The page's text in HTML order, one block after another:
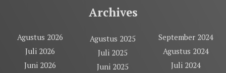
Archives
Agustus 2026
Juli 2026
Juni 2026
Agustus 2025
Juli 2025
Juni 2025
September 2024
Agustus 2024
Juli 2024